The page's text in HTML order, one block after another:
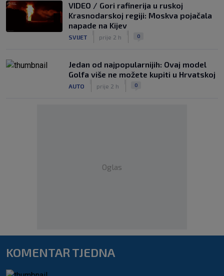
VIDEO / Gori rafinerija u ruskoj
Krasnodarskoj regiji: Moskva pojačala
napade na Kijev
SVIJET prije 2 h 0
Jedan od najpopularnijih: Ovaj model
Golfa više ne možete kupiti u Hrvatskoj
AUTO prije 2 h 0
Oglas
KOMENTAR TJEDNA